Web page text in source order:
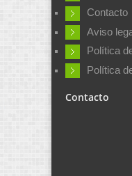
Contacto
Aviso
Política
Política
Contacto